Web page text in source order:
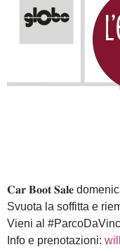
𝐂𝐚𝐫 𝐁𝐨𝐨𝐭 𝐒𝐚𝐥𝐞
Svuota la soffitta e
Vieni al
Info e prenotazioni: